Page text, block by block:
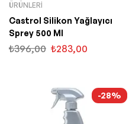
ÜRÜNLERI
Castrol Silikon Yağlayıcı
Sprey 500 Ml
₺396,00 ₺283,00
-28%